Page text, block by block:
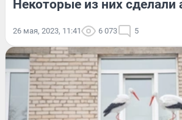
Некоторые из них сделали
26 мая, 2023, 11:41 6 073 5